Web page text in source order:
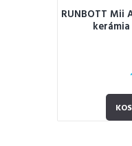
RUNBOTT Mii